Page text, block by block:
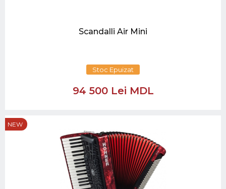
Scandalli Air Mini
Stoc Epuizat
94 500 Lei MDL
NEW